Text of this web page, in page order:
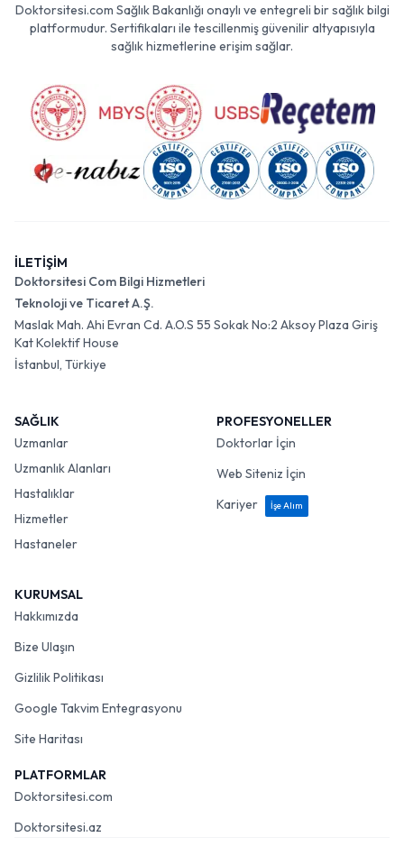
Doktorsitesi.com Sağlık Bakanlığı onaylı ve entegreli bir sağlık bilgi
platformudur. Sertifikaları ile tescillenmiş güvenilir altyapısıyla
sağlık hizmetlerine erişim sağlar.
İLETİŞİM
Doktorsitesi Com Bilgi Hizmetleri
Teknoloji ve Ticaret A.Ş.
Maslak Mah. Ahi Evran Cd. A.O.S 55 Sokak No:2 Aksoy Plaza Giriş
Kat Kolektif House
İstanbul, Türkiye
SAĞLIK
Uzmanlar
Uzmanlık Alanları
Hastalıklar
Hizmetler
Hastaneler
PROFESYONELLER
Doktorlar İçin
Web Siteniz İçin
Kariyer
İşe Alım
KURUMSAL
Hakkımızda
Bize Ulaşın
Gizlilik Politikası
Google Takvim Entegrasyonu
Site Haritası
PLATFORMLAR
Doktorsitesi.com
Doktorsitesi.az